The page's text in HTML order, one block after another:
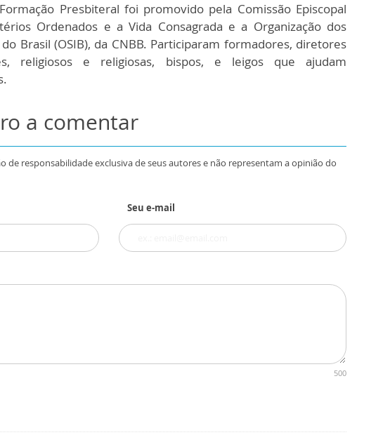
Presbiteral foi promovido pela Comissão Episcopal
Ordenados e a Vida Consagrada e a Organização dos
Brasil (OSIB), da CNBB. Participaram formadores, diretores
religiosos e religiosas, bispos, e leigos que ajudam
a comentar
de responsabilidade exclusiva de seus autores e não representam a opinião do
Seu e-mail
500